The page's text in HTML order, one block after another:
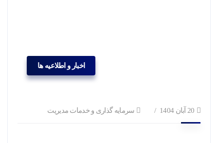
اخبار و اطلاعیه ها
20 آبان 1404 سرمایه گذاری و خدمات مدیریت